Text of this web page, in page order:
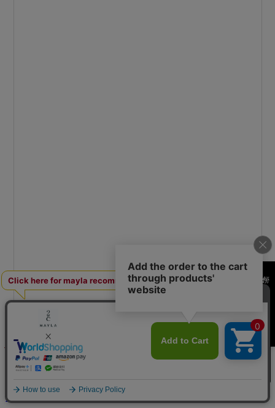
¥29,700 (税込み)
送料600円
海外からご購入のお客様へ
何かお探しですか？